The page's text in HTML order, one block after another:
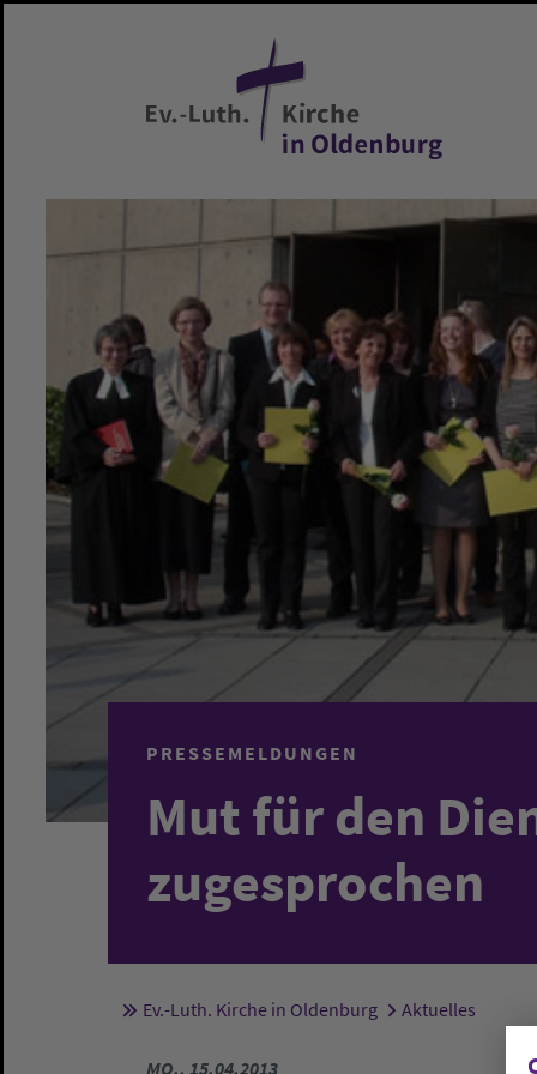
PRESSEMELDUNGEN
Mut für den
zugesprochen
Sie sind hier:
Ev.-Luth. Kirche in Oldenburg Aktuelles
MO., 15.04.2013